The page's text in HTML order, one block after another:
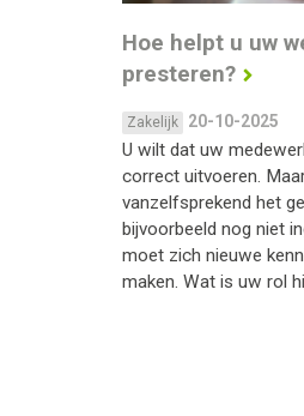
Hoe helpt u uw
presteren?
Zakelijk 20-10-2025
U wilt dat uw
correct uitvoeren.
vanzelfsprekend het
bijvoorbeeld nog niet
moet zich nieuwe
maken. Wat is uw rol